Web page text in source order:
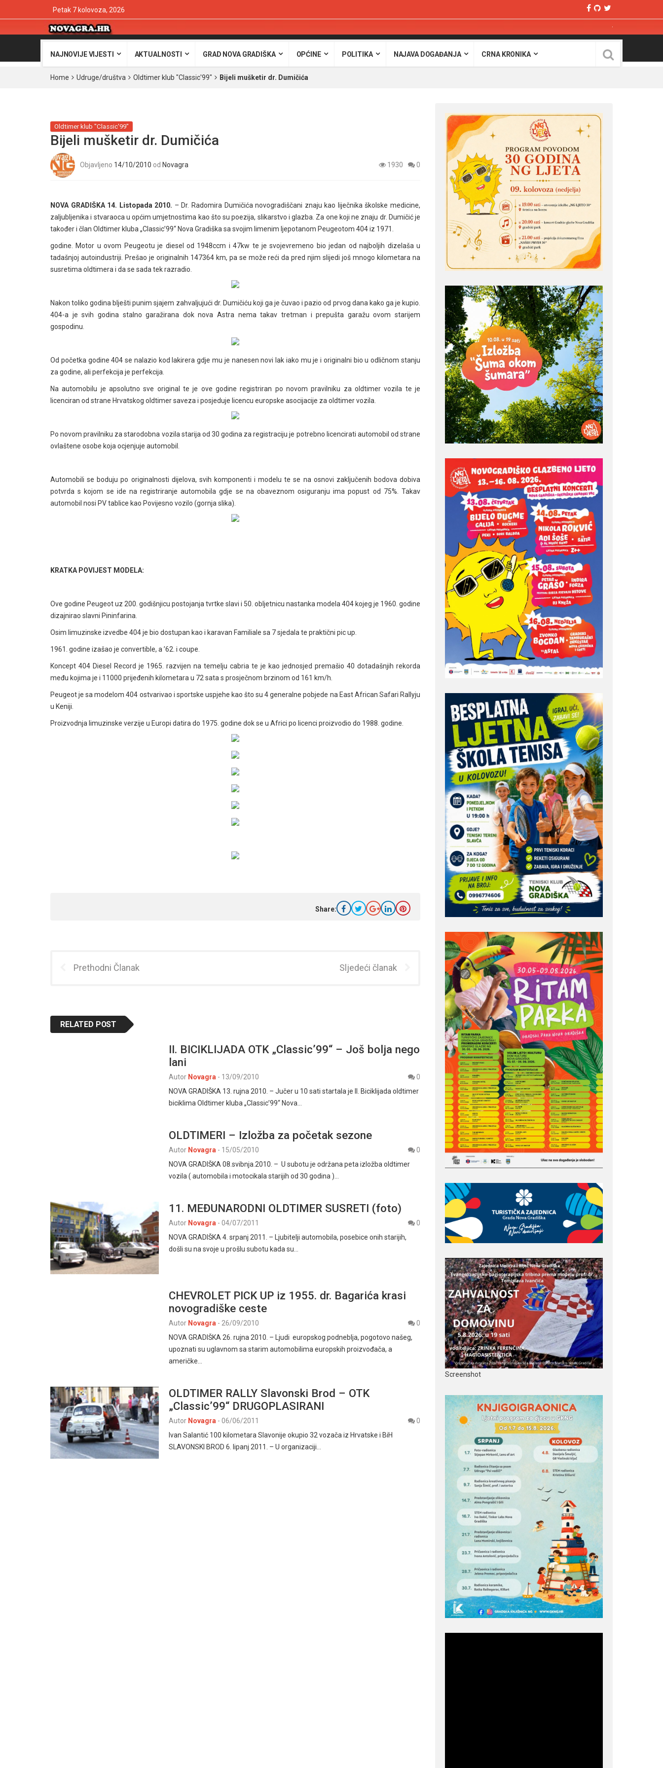
Petak 7 kolovoza, 2026
NAJNOVIJE VIJESTI AKTUALNOSTI GRAD NOVA GRADIŠKA OPĆINE POLITIKA NAJAVA DOGAĐANJA CRNA KRONIKA
Home Udruge/društva Oldtimer klub "Classic'99" Bijeli mušketir dr. Dumičića
Oldtimer klub "Classic'99"
Bijeli mušketir dr. Dumičića
Objavljeno 14/10/2010 od Novagra 1930 0
NOVA GRADIŠKA 14. Listopada 2010. – Dr. Radomira Dumičića novogradiščani znaju kao liječnika školske medicine,
zaljubljenika i stvaraoca u općim umjetnostima kao što su poezija, slikarstvo i glazba. Za one koji ne znaju dr. Dumičić je
također i član Oldtimer kluba „Classic’99“ Nova Gradiška sa svojim limenim ljepotanom Peugeotom 404 iz 1971.
godine. Motor u ovom Peugeotu je diesel od 1948ccm i 47kw te je svojevremeno bio jedan od najboljih dizelaša u
tadašnjoj autoindustriji. Prešao je originalnih 147364 km, pa se može reći da pred njim slijedi još mnogo kilometara na
susretima oldtimera i da se sada tek razradio.
Nakon toliko godina blješti punim sjajem zahvaljujući dr. Dumičiću koji ga je čuvao i pazio od prvog dana kako ga je kupio.
404-a je svih godina stalno garažirana dok nova Astra nema takav tretman i prepušta garažu ovom starijem
gospodinu.
Od početka godine 404 se nalazio kod lakirera gdje mu je nanesen novi lak iako mu je i originalni bio u odličnom stanju
za godine, ali perfekcija je perfekcija.
Na automobilu je apsolutno sve original te je ove godine registriran po novom pravilniku za oldtimer vozila te je
licenciran od strane Hrvatskog oldtimer saveza i posjeduje licencu europske asocijacije za oldtimer vozila.
Po novom pravilniku za starodobna vozila starija od 30 godina za registraciju je potrebno licencirati automobil od strane
ovlaštene osobe koja ocjenjuje automobil.
Automobili se boduju po originalnosti dijelova, svih komponenti i modelu te se na osnovi zaključenih bodova dobiva
potvrda s kojom se ide na registriranje automobila gdje se na obaveznom osiguranju ima popust od 75%. Takav
automobil nosi PV tablice kao Povijesno vozilo (gornja slika).
KRATKA POVIJEST MODELA:
Ove godine Peugeot uz 200. godišnjicu postojanja tvrtke slavi i 50. obljetnicu nastanka modela 404 kojeg je 1960. godine
dizajnirao slavni Pininfarina.
Osim limuzinske izvedbe 404 je bio dostupan kao i karavan Familiale sa 7 sjedala te praktični pic up.
1961. godine izašao je convertible, a ’62. i coupe.
Koncept 404 Diesel Record je 1965. razvijen na temelju cabria te je kao jednosjed premašio 40 dotadašnjih rekorda
među kojima je i 11000 prijeđenih kilometara u 72 sata s prosječnom brzinom od 161 km/h.
Peugeot je sa modelom 404 ostvarivao i sportske uspjehe kao što su 4 generalne pobjede na East African Safari Rallyju
u Keniji.
Proizvodnja limuzinske verzije u Europi datira do 1975. godine dok se u Africi po licenci proizvodio do 1988. godine.
Share:
Prethodni Članak Sljedeći članak
RELATED POST
II. BICIKLIJADA OTK „Classic’99“ – Još bolja nego
lani
Autor Novagra - 13/09/2010
0
NOVA GRADIŠKA 13. rujna 2010. – Jučer u 10 sati startala je II. Biciklijada oldtimer
biciklima Oldtimer kluba „Classic’99“ Nova…
OLDTIMERI – Izložba za početak sezone
Autor Novagra - 15/05/2010
0
NOVA GRADIŠKA 08.svibnja.2010. – U subotu je održana peta izložba oldtimer
vozila ( automobila i motocikala starijih od 30 godina )…
11. MEĐUNARODNI OLDTIMER SUSRETI (foto)
Autor Novagra - 04/07/2011
0
NOVA GRADIŠKA 4. srpanj 2011. – Ljubitelji automobila, posebice onih starijih,
došli su na svoje u prošlu subotu kada su…
CHEVROLET PICK UP iz 1955. dr. Bagarića krasi
novogradiške ceste
Autor Novagra - 26/09/2010
0
NOVA GRADIŠKA 26. rujna 2010. – Ljudi europskog podneblja, pogotovo našeg,
upoznati su uglavnom sa starim automobilima europskih proizvođača, a
američke…
OLDTIMER RALLY Slavonski Brod – OTK
„Classic’99“ DRUGOPLASIRANI
Autor Novagra - 06/06/2011
0
Ivan Salantić 100 kilometara Slavonije okupio 32 vozača iz Hrvatske i BiH
SLAVONSKI BROD 6. lipanj 2011. – U organizaciji…
Screenshot